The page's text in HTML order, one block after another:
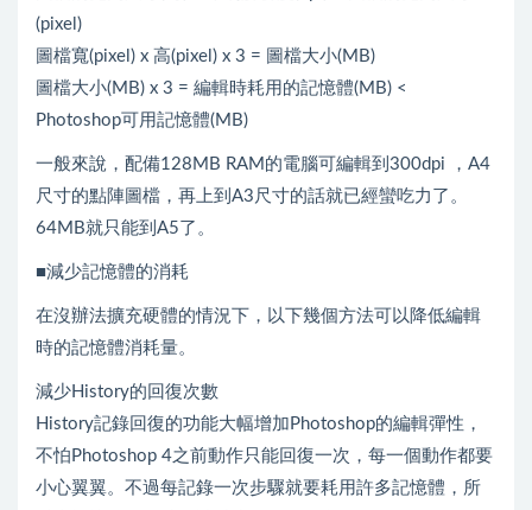
(pixel)
圖檔寬(pixel) x 高(pixel) x 3 = 圖檔大小(MB)
圖檔大小(MB) x 3 = 編輯時耗用的記憶體(MB) <
Photoshop可用記憶體(MB)
一般來說，配備128MB RAM的電腦可編輯到300dpi ，A4
尺寸的點陣圖檔，再上到A3尺寸的話就已經蠻吃力了。
64MB就只能到A5了。
■減少記憶體的消耗
在沒辦法擴充硬體的情況下，以下幾個方法可以降低編輯
時的記憶體消耗量。
減少History的回復次數
History記錄回復的功能大幅增加Photoshop的編輯彈性，
不怕Photoshop 4之前動作只能回復一次，每一個動作都要
小心翼翼。不過每記錄一次步驟就要耗用許多記憶體，所